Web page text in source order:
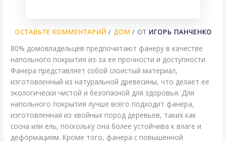
ОСТАВЬТЕ КОММЕНТАРИЙ / ДОМ / ОТ ИГОРЬ ПАНЧЕНКО
80% домовладельцев предпочитают фанеру в качестве
напольного покрытия из-за ее прочности и доступности.
Фанера представляет собой слоистый материал,
изготовленный из натуральной древесины, что делает ее
экологически чистой и безопасной для здоровья. Для
напольного покрытия лучше всего подходит фанера,
изготовленная из хвойных пород деревьев, таких как
сосна или ель, поскольку она более устойчива к влаге и
деформациям. Кроме того, фанера с повышенной